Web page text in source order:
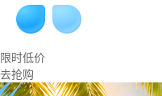
限时低价
去抢购